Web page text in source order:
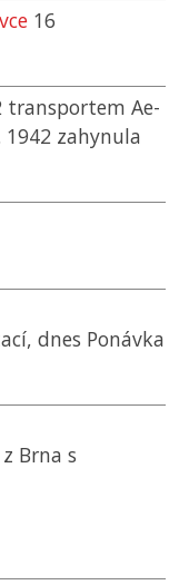
16
transportem Ae-
1942 zahynula
dnes Ponávka
Brna s